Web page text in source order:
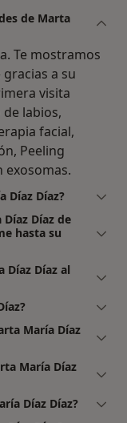
de Marta
Te mostramos
a su
visita
labios,
facial,
Peeling
exosomas.
Díaz Díaz?
Díaz de
hasta su
Díaz Díaz al
María Díaz
María Díaz
Díaz Díaz?